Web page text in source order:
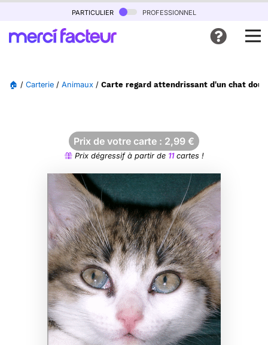
particulier professionnel
🏠 / Carterie / Animaux / Carte regard attendrissant d'un chat doux
Prix de votre carte : 2,99 €
Prix dégressif à partir de 11cartes !